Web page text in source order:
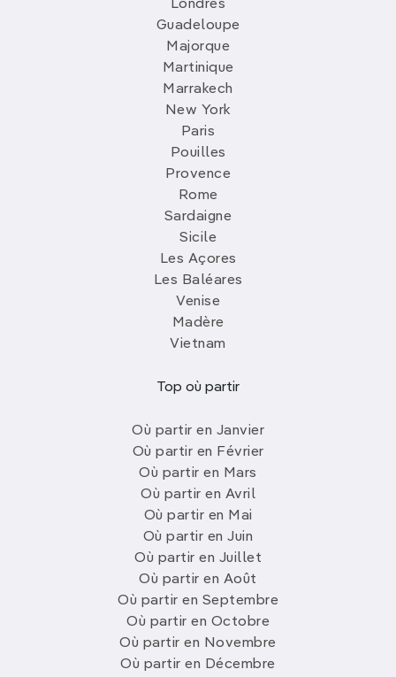
Londres
Guadeloupe
Majorque
Martinique
Marrakech
New York
Paris
Pouilles
Provence
Rome
Sardaigne
Sicile
Les Açores
Les Baléares
Venise
Madère
Vietnam
Top où partir
Où partir en Janvier
Où partir en Février
Où partir en Mars
Où partir en Avril
Où partir en Mai
Où partir en Juin
Où partir en Juillet
Où partir en Août
Où partir en Septembre
Où partir en Octobre
Où partir en Novembre
Où partir en Décembre